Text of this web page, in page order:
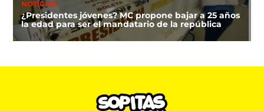
NOTICIAS
¿Presidentes jóvenes? MC propone bajar a 25 años
la edad para ser el mandatario de la república